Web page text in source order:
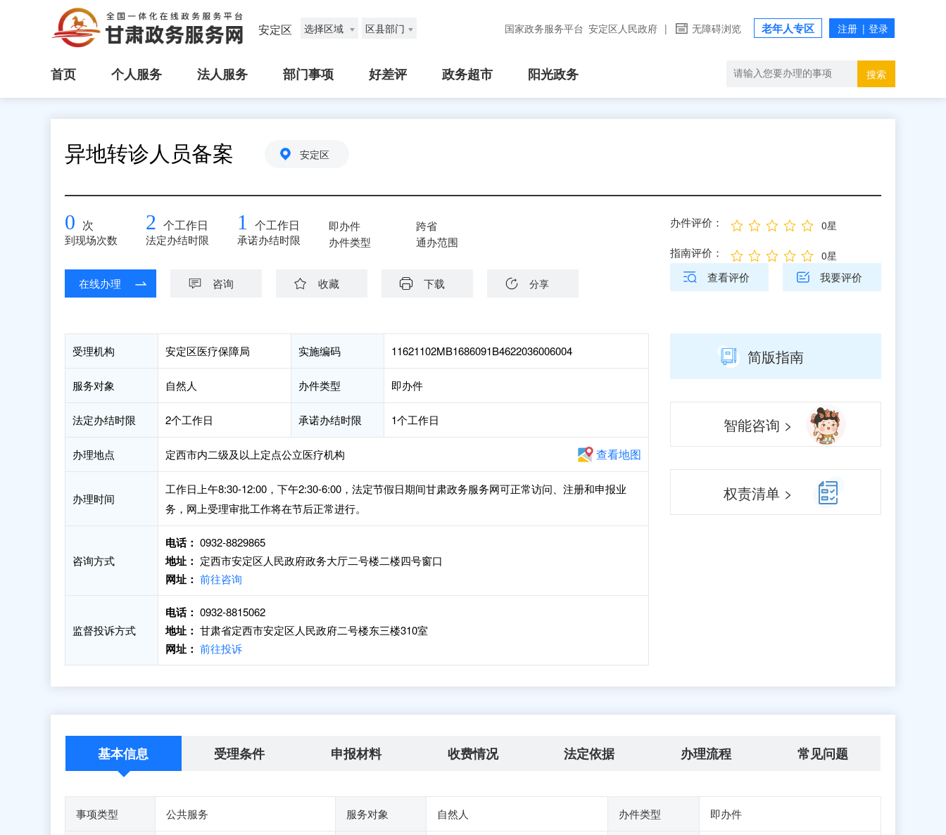
安定区 选择区域 区县部门 国家政务服务平台 安定区人民政府 | 无障碍浏览 老年人专区
首页 个人服务 法人服务 部门事项 好差评 政务超市 阳光政务 搜索
异地转诊人员备案 安定区
0 次
到现场次数
2 个工作日
法定办结时限
1 个工作日
承诺办结时限
即办件
办件类型
跨省
通办范围
在线办理 咨询 收藏 下载 分享
办件评价： 0星
指南评价： 0星
查看评价 我要评价
受理机构 安定区医疗保障局 实施编码 11621102MB1686091B4622036006004
服务对象 自然人 办件类型 即办件
法定办结时限 2个工作日 承诺办结时限 1个工作日
办理地点 定西市内二级及以上定点公立医疗机构 查看地图
办理时间
工作日上午8:30-12:00，下午2:30-6:00，法定节假日期间甘肃政务服务网可正常访问、注册和申报业
务，网上受理审批工作将在节后正常进行。
咨询方式
电话： 0932-8829865
地址： 定西市安定区人民政府政务大厅二号楼二楼四号窗口
网址： 前往咨询
监督投诉方式
电话： 0932-8815062
地址： 甘肃省定西市安定区人民政府二号楼东三楼310室
网址： 前往投诉
简版指南
智能咨询 >
权责清单 >
基本信息 受理条件 申报材料 收费情况 法定依据 办理流程 常见问题
事项类型 公共服务 服务对象 自然人 办件类型 即办件